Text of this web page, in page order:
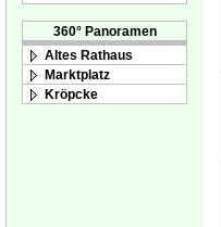
360° Panoramen
Altes Rathaus
Marktplatz
Kröpcke